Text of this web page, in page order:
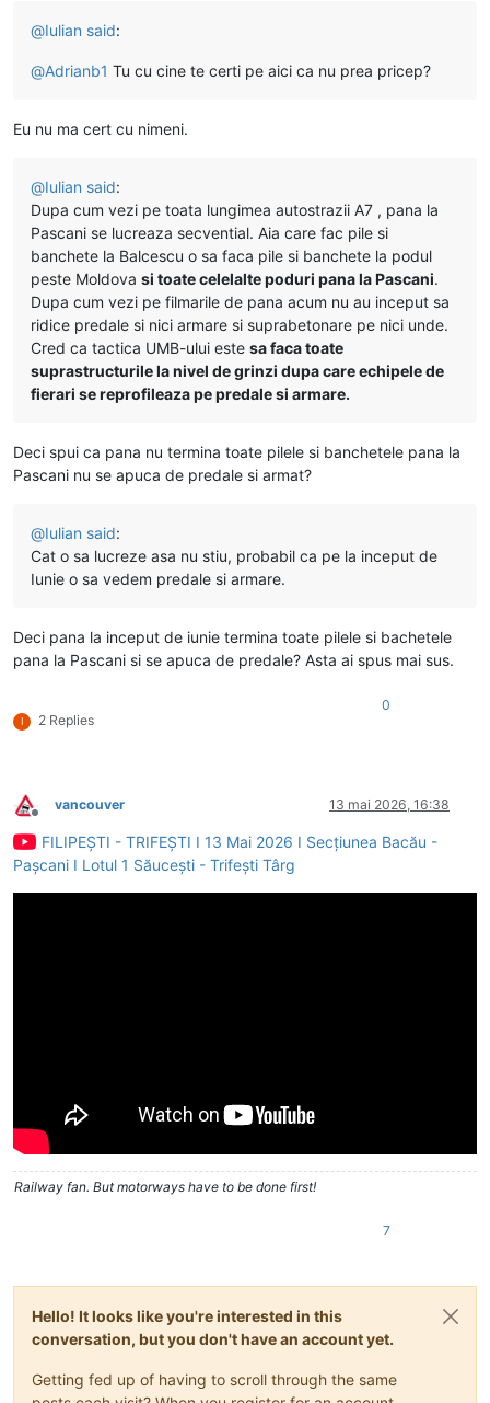
@Iulian said:
@Adrianb1 Tu cu cine te certi pe aici ca nu prea pricep?
Eu nu ma cert cu nimeni.
@Iulian said:
Dupa cum vezi pe toata lungimea autostrazii A7 , pana la
Pascani se lucreaza secvential. Aia care fac pile si
banchete la Balcescu o sa faca pile si banchete la podul
peste Moldova si toate celelalte poduri pana la Pascani.
Dupa cum vezi pe filmarile de pana acum nu au inceput sa
ridice predale si nici armare si suprabetonare pe nici unde.
Cred ca tactica UMB-ului este sa faca toate
suprastructurile la nivel de grinzi dupa care echipele de
fierari se reprofileaza pe predale si armare.
Deci spui ca pana nu termina toate pilele si banchetele pana la
Pascani nu se apuca de predale si armat?
@Iulian said:
Cat o sa lucreze asa nu stiu, probabil ca pe la inceput de
Iunie o sa vedem predale si armare.
Deci pana la inceput de iunie termina toate pilele si bachetele
pana la Pascani si se apuca de predale? Asta ai spus mai sus.
I 2 Replies
0
Deconectat
vancouver 13 mai 2026, 16:38
FILIPEȘTI - TRIFEȘTI I 13 Mai 2026 I Secțiunea Bacău -
Pașcani I Lotul 1 Săucești - Trifești Târg
Railway fan. But motorways have to be done first!
7
Hello! It looks like you're interested in this
conversation, but you don't have an account yet.
Getting fed up of having to scroll through the same